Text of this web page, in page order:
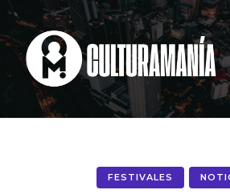
FESTIVALES